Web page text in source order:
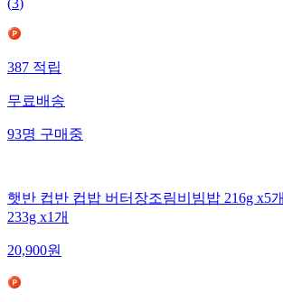
(3)
387적립
무료배송
93명구매중
햇반 컵반 컵밥 버터장조림비빔밥 216g x5
233g x1개
20,900원